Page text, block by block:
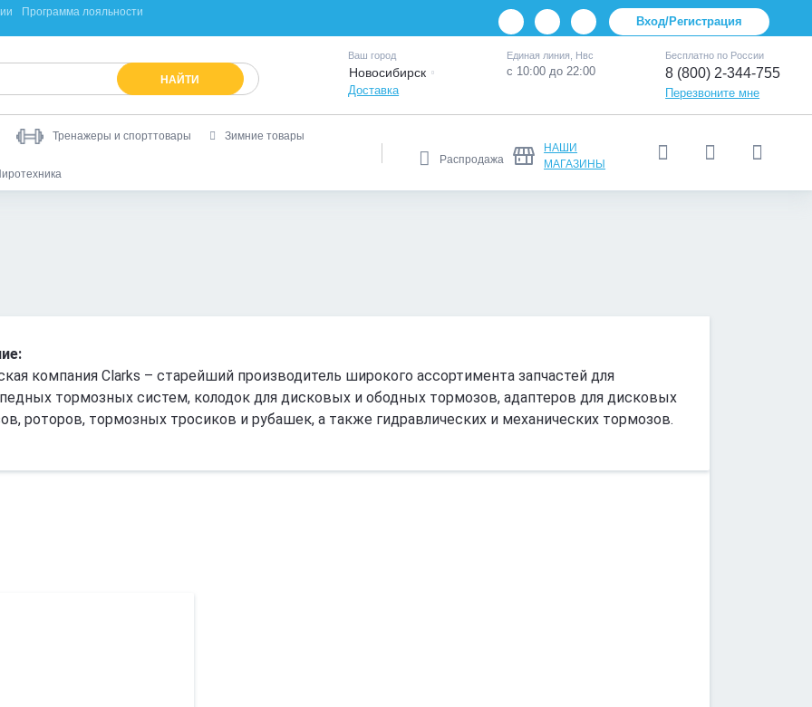
Программа лояльности
Вход/Регистрация
НАЙТИ
Ваш город
Новосибирск
Доставка
Единая линия, Нвс
с 10:00 до 22:00
Бесплатно по России
8 (800) 2-344-755
Перезвоните мне
Тренажеры и спорттовары Зимние товары
Распродажа
НАШИ
МАГАЗИНЫ
компания Clarks – старейший производитель широкого ассортимента запчастей для
тормозных систем, колодок для дисковых и ободных тормозов, адаптеров для дисковых
роторов, тормозных тросиков и рубашек, а также гидравлических и механических тормозов.